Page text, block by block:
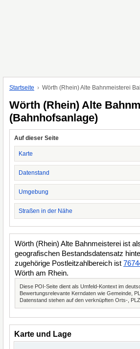
Startseite Wörth (Rhein) Alte Bahnmeisterei
Wörth (Rhein) Alte
(Bahnhofsanlage)
Auf dieser Seite
Karte
Datenstand
Umgebung
Straßen in der Nähe
Wörth (Rhein) Alte Bahnmeisterei ist
geografischen Bestandsdatensatz
zugehörige Postleitzahlbereich ist
Wörth am Rhein.
Diese POI-Seite dient als Umfeld-Kontext im
Bewertungsrelevante Kerndaten wie Gemeinde,
Datenstand stehen auf den verknüpften Orts-,
Karte und Lage